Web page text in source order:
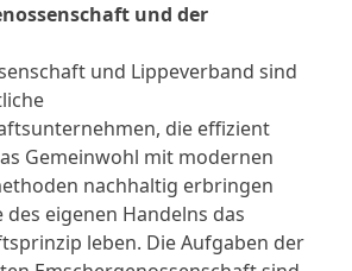
und der
und Lippeverband sind
die effizient
Gemeinwohl mit modernen
nachhaltig erbringen
des eigenen Handelns das
leben. Die Aufgaben der